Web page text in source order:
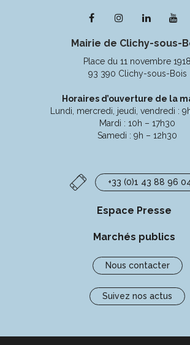
Lien
le
compte
Facebook
Lien
le
compte
Instagram
Lien
le
compte
Linkedin
la
Mairie de Clichy-sous-
Place du 11 novembre 1918
93 390 Clichy-sous-Bois
Horaires d’ouverture de la
Lundi, mercredi, jeudi, vendredi :
Mardi : 10h – 17h30
Samedi : 9h – 12h30
+33 (0)1 43 88 96
Espace Presse
Marchés publics
Nous contacter
Suivez nos actus